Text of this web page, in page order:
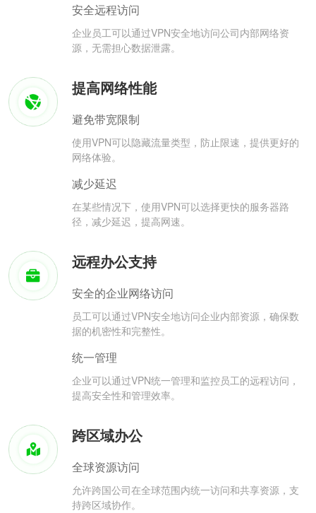
安全远程访问
企业员工可以通过VPN安全地访问公司内部网络资
源，无需担心数据泄露。
提高网络性能
避免带宽限制
使用VPN可以隐藏流量类型，防止限速，提供更好的
网络体验。
减少延迟
在某些情况下，使用VPN可以选择更快的服务器路
径，减少延迟，提高网速。
远程办公支持
安全的企业网络访问
员工可以通过VPN安全地访问企业内部资源，确保数
据的机密性和完整性。
统一管理
企业可以通过VPN统一管理和监控员工的远程访问，
提高安全性和管理效率。
跨区域办公
全球资源访问
允许跨国公司在全球范围内统一访问和共享资源，支
持跨区域协作。